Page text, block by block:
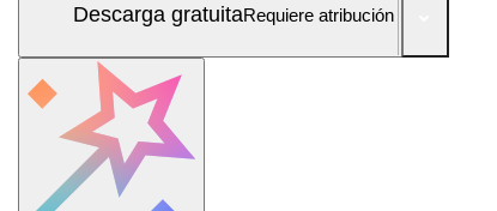
Descarga gratuitaRequiere atribución